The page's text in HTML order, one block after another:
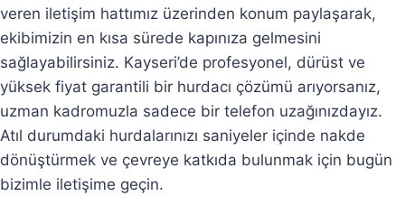
veren iletişim hattımız üzerinden konum paylaşarak,
ekibimizin en kısa sürede kapınıza gelmesini
sağlayabilirsiniz. Kayseri’de profesyonel, dürüst ve
yüksek fiyat garantili bir hurdacı çözümü arıyorsanız,
uzman kadromuzla sadece bir telefon uzağınızdayız.
Atıl durumdaki hurdalarınızı saniyeler içinde nakde
dönüştürmek ve çevreye katkıda bulunmak için bugün
bizimle iletişime geçin.